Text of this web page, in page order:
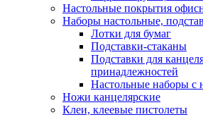
Настольные покрытия
Наборы настольные,
Лотки для бумаг
Подставки-стаканы
Подставки для
принадлежностей
Настольные наборы с
Ножи канцелярские
Клеи, клеевые пистолеты